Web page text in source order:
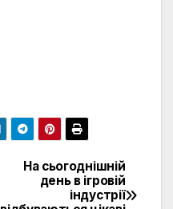
На сьогоднішній
день в ігровій
індустрії